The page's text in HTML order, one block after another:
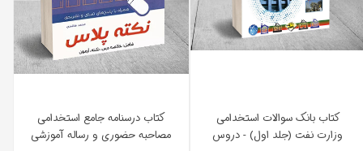
کتاب بانک سوالات استخدامی
وزارت نفت (جلد اول) - دروس
کتاب درسنامه جامع استخدامی
مصاحبه حضوری و رساله آموزشی